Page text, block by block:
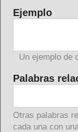
Ejemplo
Un ejemplo de
Palabras
Otras palabras
cada una con